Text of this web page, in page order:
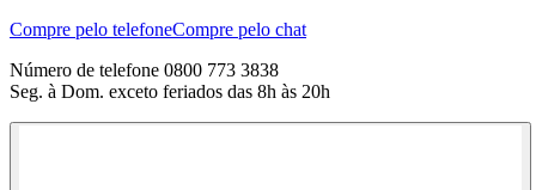
Compre pelo telefoneCompre pelo chat
Número de telefone 0800 773 3838
Seg. à Dom. exceto feriados das 8h às 20h